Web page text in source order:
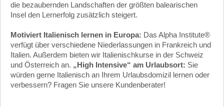
die bezaubernden Landschaften der größten balearischen
Insel den Lernerfolg zusätzlich steigert.
Motiviert Italienisch lernen in Europa: Das Alpha Institute®
verfügt über verschiedene Niederlassungen in Frankreich und
Italien. Außerdem bieten wir Italienischkurse in der Schweiz
und Österreich an. „High Intensive“ am Urlaubsort: Sie
würden gerne Italienisch an Ihrem Urlaubsdomizil lernen oder
verbessern? Fragen Sie unsere Kundenberater!